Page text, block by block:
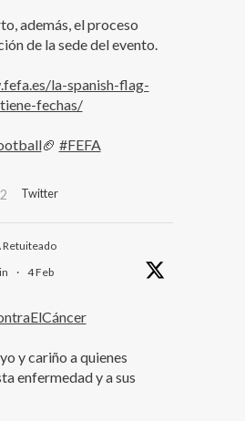
además, el proceso
de la sede del evento.
la-spanish-flag-
fechas/
🏈 #FEFA
2 Twitter
Retuiteado
· 4 Feb
y cariño a quienes
enfermedad y a sus